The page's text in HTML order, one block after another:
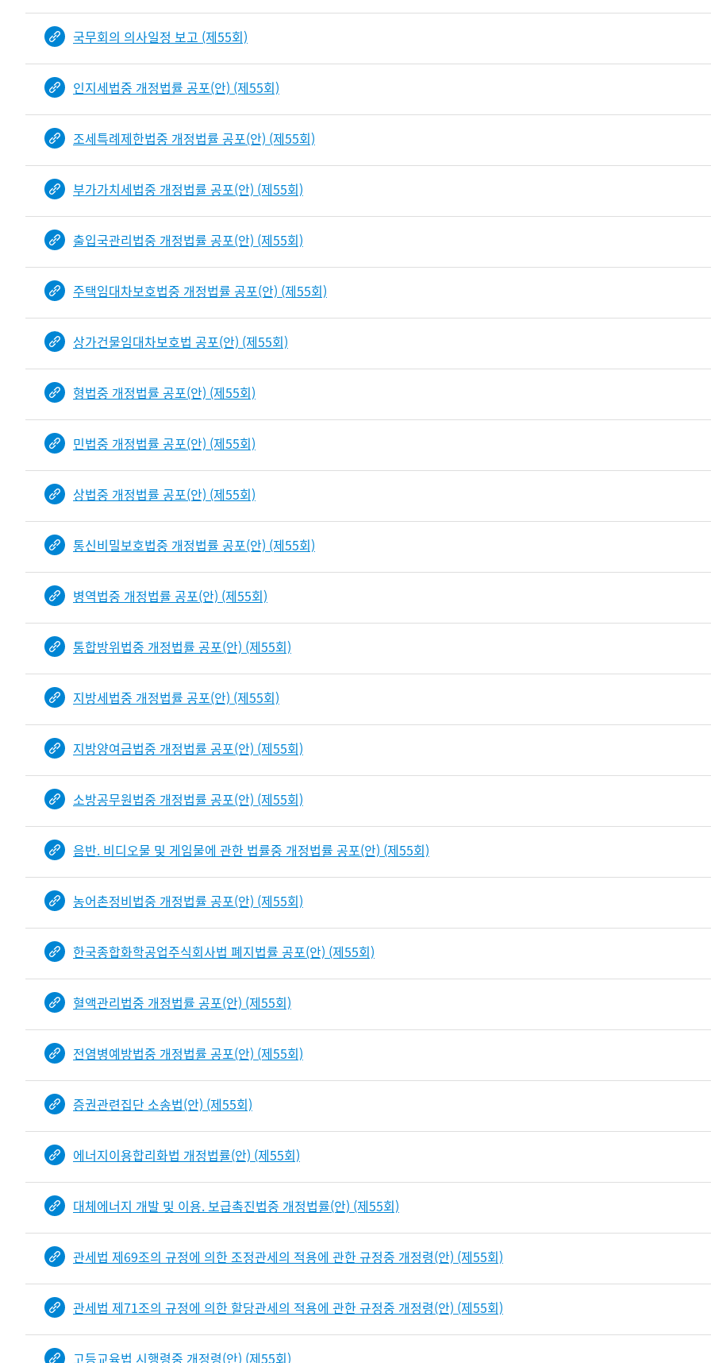
국무회의 의사일정 보고 (제55회)
인지세법중 개정법률 공포(안) (제55회)
조세특례제한법중 개정법률 공포(안) (제55회)
부가가치세법중 개정법률 공포(안) (제55회)
출입국관리법중 개정법률 공포(안) (제55회)
주택임대차보호법중 개정법률 공포(안) (제55회)
상가건물임대차보호법 공포(안) (제55회)
형법중 개정법률 공포(안) (제55회)
민법중 개정법률 공포(안) (제55회)
상법중 개정법률 공포(안) (제55회)
통신비밀보호법중 개정법률 공포(안) (제55회)
병역법중 개정법률 공포(안) (제55회)
통합방위법중 개정법률 공포(안) (제55회)
지방세법중 개정법률 공포(안) (제55회)
지방양여금법중 개정법률 공포(안) (제55회)
소방공무원법중 개정법률 공포(안) (제55회)
음반. 비디오물 및 게임물에 관한 법률중 개정법률 공포(안) (제55회)
농어촌정비법중 개정법률 공포(안) (제55회)
한국종합화학공업주식회사법 폐지법률 공포(안) (제55회)
혈액관리법중 개정법률 공포(안) (제55회)
전염병예방법중 개정법률 공포(안) (제55회)
증권관련집단 소송법(안) (제55회)
에너지이용합리화법 개정법률(안) (제55회)
대체에너지 개발 및 이용. 보급촉진법중 개정법률(안) (제55회)
관세법 제69조의 규정에 의한 조정관세의 적용에 관한 규정중 개정령(안) (제55회)
관세법 제71조의 규정에 의한 할당관세의 적용에 관한 규정중 개정령(안) (제55회)
고등교육법 시행령중 개정령(안) (제55회)